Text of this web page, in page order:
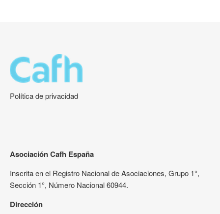
Política de privacidad
Asociación Cafh España
Inscrita en el Registro Nacional de Asociaciones, Grupo 1°,
Sección 1°, Número Nacional 60944.
Dirección